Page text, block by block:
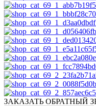
ЗАКАЗАТЬ ОБРАТНЫЙ